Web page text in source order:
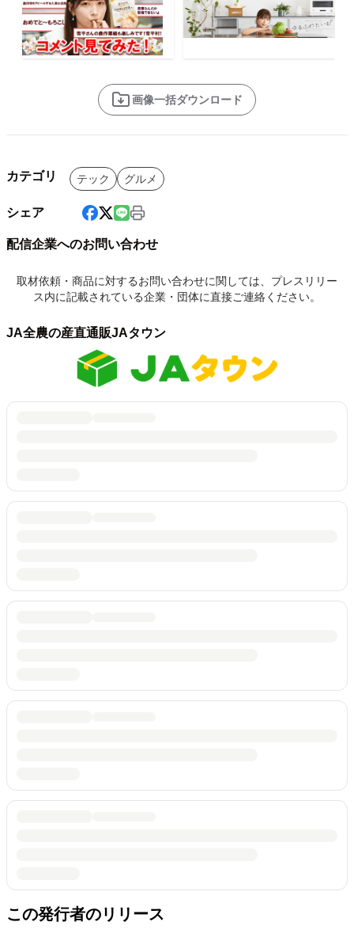
画像一括ダウンロード
カテゴリ テック グルメ
シェア
配信企業へのお問い合わせ
取材依頼・商品に対するお問い合わせに関しては、プレスリリー
ス内に記載されている企業・団体に直接ご連絡ください。
JA全農の産直通販JAタウン
この発行者のリリース